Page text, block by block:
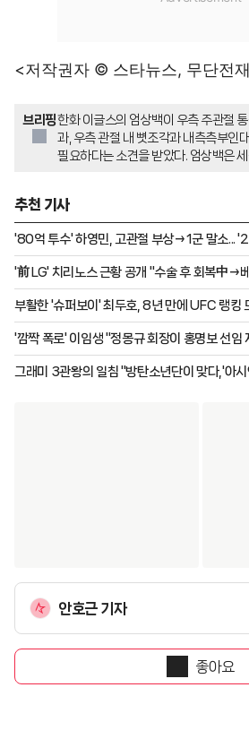
<저작권자 © 스타뉴스, 무단전
브리핑한화 이글스의 엄상백이 우측 주관절
과, 우측 관절 내 뼛조각과 내측측부인
필요하다는 소견을 받았다. 엄상백은
추천 기사
'80억 투수' 하영민, 고관절 부상→1군 말소...
'前 LG' 치리노스 근황 공개 "수술 후 회복中→
정"
부활한 '슈퍼보이' 최두호, 8년 만에 UFC 랭킹
'깜짝 폭로' 이임생 "정몽규 회장이 홍명보 선임
시점은..."
그래미 3관왕의 일침 "방탄소년단이 맞다,'아시
안호근 기자
좋아요